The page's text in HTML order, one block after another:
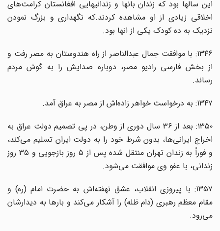
این سالها بود که زندان بانها و زندانیهایی افغانستان کرامت‌های
اخلاقی زیادی از او مشاهده کردند.که نگهداری و بزرگ نمودن
نزدیک به ده کودک یکی از انها بود.
۱۳۴۶: با موافقت جمال عبدالناصر از راه هندوستان به مصر رفت و
از بخش فارسی رادیو مصر، دوباره صدایش را به گوش مردم
رساند.
۱۳۴۷: به درخواست خواهر زاده‌اش از مصر به عراق آمد.
۱۳۵۰: بعد از ۳۶ سال دوری از وطن، در پی تصمیم دولت عراق به
اخراج ایرانی‌ها، بدون شرط خود را به دولت ایران تسلیم می‌کند،
و فوراً به زندان تهران منتقل شده پس از ۵ روز بازجویی و ۳۵ روز
زندانی، با عفو وی موافقت می‌شود.
۱۳۵۷: با پیروزی انقلاب، عشق نهفته‌اش به حضرت امام (ره) و
مقام معظم رهبری (دام ظله) را آشکار می‌کند و بارها به دیدارشان
می‌رود.